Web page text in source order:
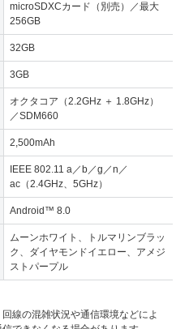
microSDXCカード（別売）／最大
256GB
32GB
3GB
オクタコア（2.2GHz ＋ 1.8GHz）
／SDM660
2,500mAh
IEEE 802.11 a／b／g／n／
ac（2.4GHz、5GHz）
Android™ 8.0
ムーンホワイト、トルマリンブラッ
ク、ダイヤモンドイエロー、アメジ
ストパープル
線の混雑状況や通信環境などによ